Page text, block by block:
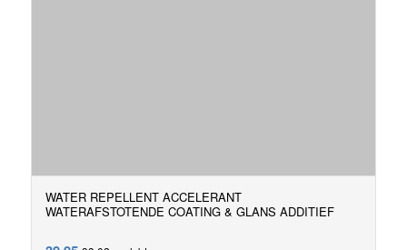
WATER REPELLENT ACCELERANT
WATERAFSTOTENDE COATING & GLANS ADDITIEF